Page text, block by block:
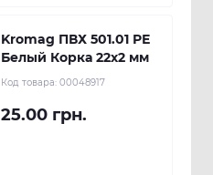
Kromag ПВХ 501.01 РЕ
Белый Корка 22х2 мм
Код товара: 00048917
25.00 грн.